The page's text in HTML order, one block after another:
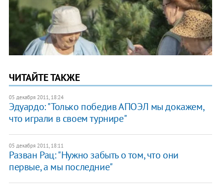
ЧИТАЙТЕ ТАКЖЕ
05 декабря 2011, 18:24
Эдуардо: "Только победив АПОЭЛ мы докажем,
что играли в своем турнире"
05 декабря 2011, 18:11
Разван Рац: "Нужно забыть о том, что они
первые, а мы последние"